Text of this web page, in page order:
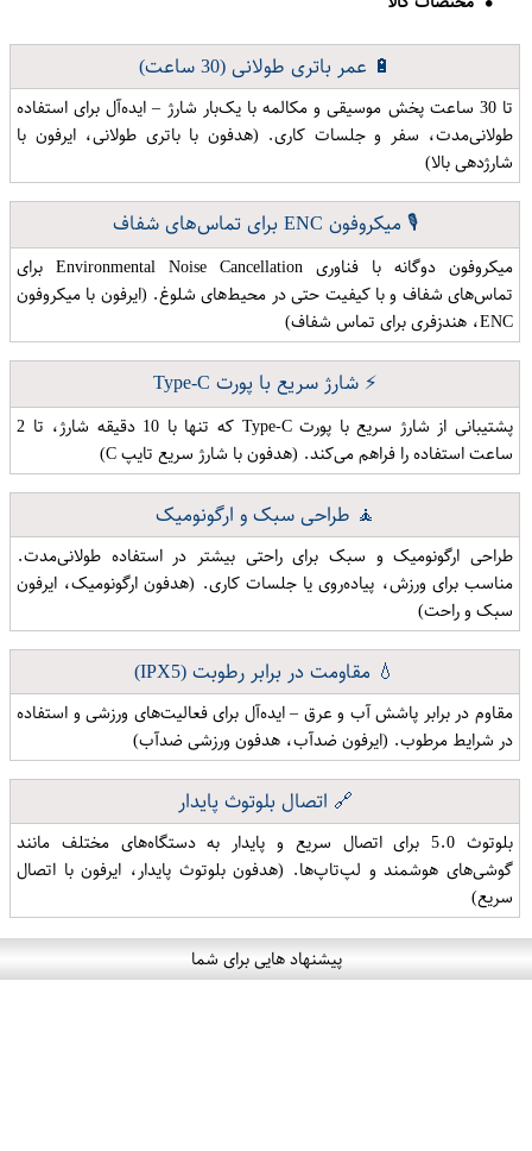
🔋 عمر باتری طولانی (30 ساعت)
تا 30 ساعت پخش موسیقی و مکالمه با یک‌بار شارژ – ایده‌آل برای استفاده
طولانی‌مدت، سفر و جلسات کاری. (هدفون با باتری طولانی، ایرفون با
شارژدهی بالا)
🎙️ میکروفون ENC برای تماس‌های شفاف
میکروفون دوگانه با فناوری Environmental Noise Cancellation برای
تماس‌های شفاف و با کیفیت حتی در محیط‌های شلوغ. (ایرفون با میکروفون
ENC، هندزفری برای تماس شفاف)
⚡ شارژ سریع با پورت Type-C
پشتیبانی از شارژ سریع با پورت Type-C که تنها با 10 دقیقه شارژ، تا 2
ساعت استفاده را فراهم می‌کند. (هدفون با شارژ سریع تایپ C)
🧘 طراحی سبک و ارگونومیک
طراحی ارگونومیک و سبک برای راحتی بیشتر در استفاده طولانی‌مدت.
مناسب برای ورزش، پیاده‌روی یا جلسات کاری. (هدفون ارگونومیک، ایرفون
سبک و راحت)
💧 مقاومت در برابر رطوبت (IPX5)
مقاوم در برابر پاشش آب و عرق – ایده‌آل برای فعالیت‌های ورزشی و استفاده
در شرایط مرطوب. (ایرفون ضدآب، هدفون ورزشی ضدآب)
🔗 اتصال بلوتوث پایدار
بلوتوث 5.0 برای اتصال سریع و پایدار به دستگاه‌های مختلف مانند
گوشی‌های هوشمند و لپ‌تاپ‌ها. (هدفون بلوتوث پایدار، ایرفون با اتصال
سریع)
پیشنهاد هایی برای شما